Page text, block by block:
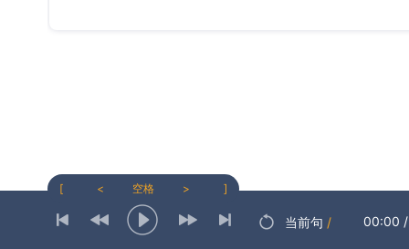
[ < 空格 > ]
当前句 / 00:00 /